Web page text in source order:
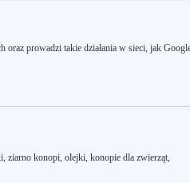
prowadzi takie działania w sieci, jak
ziarno konopi, olejki, konopie dla zwierząt,